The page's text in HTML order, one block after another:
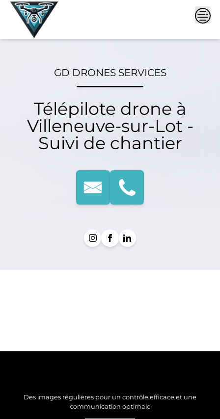
Skip
GD DRONES SERVICES
Télépilote drone à
Villeneuve-sur-Lot -
Suivi de chantier
Des images régulières pour un contrôle efficace et une
communication optimale